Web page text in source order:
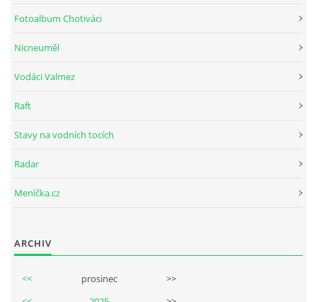
Fotoalbum Chotiváci
Nicneuměl
Vodáci Valmez
Raft
Stavy na vodních tocích
Radar
Meníčka.cz
ARCHIV
<< prosinec
>>